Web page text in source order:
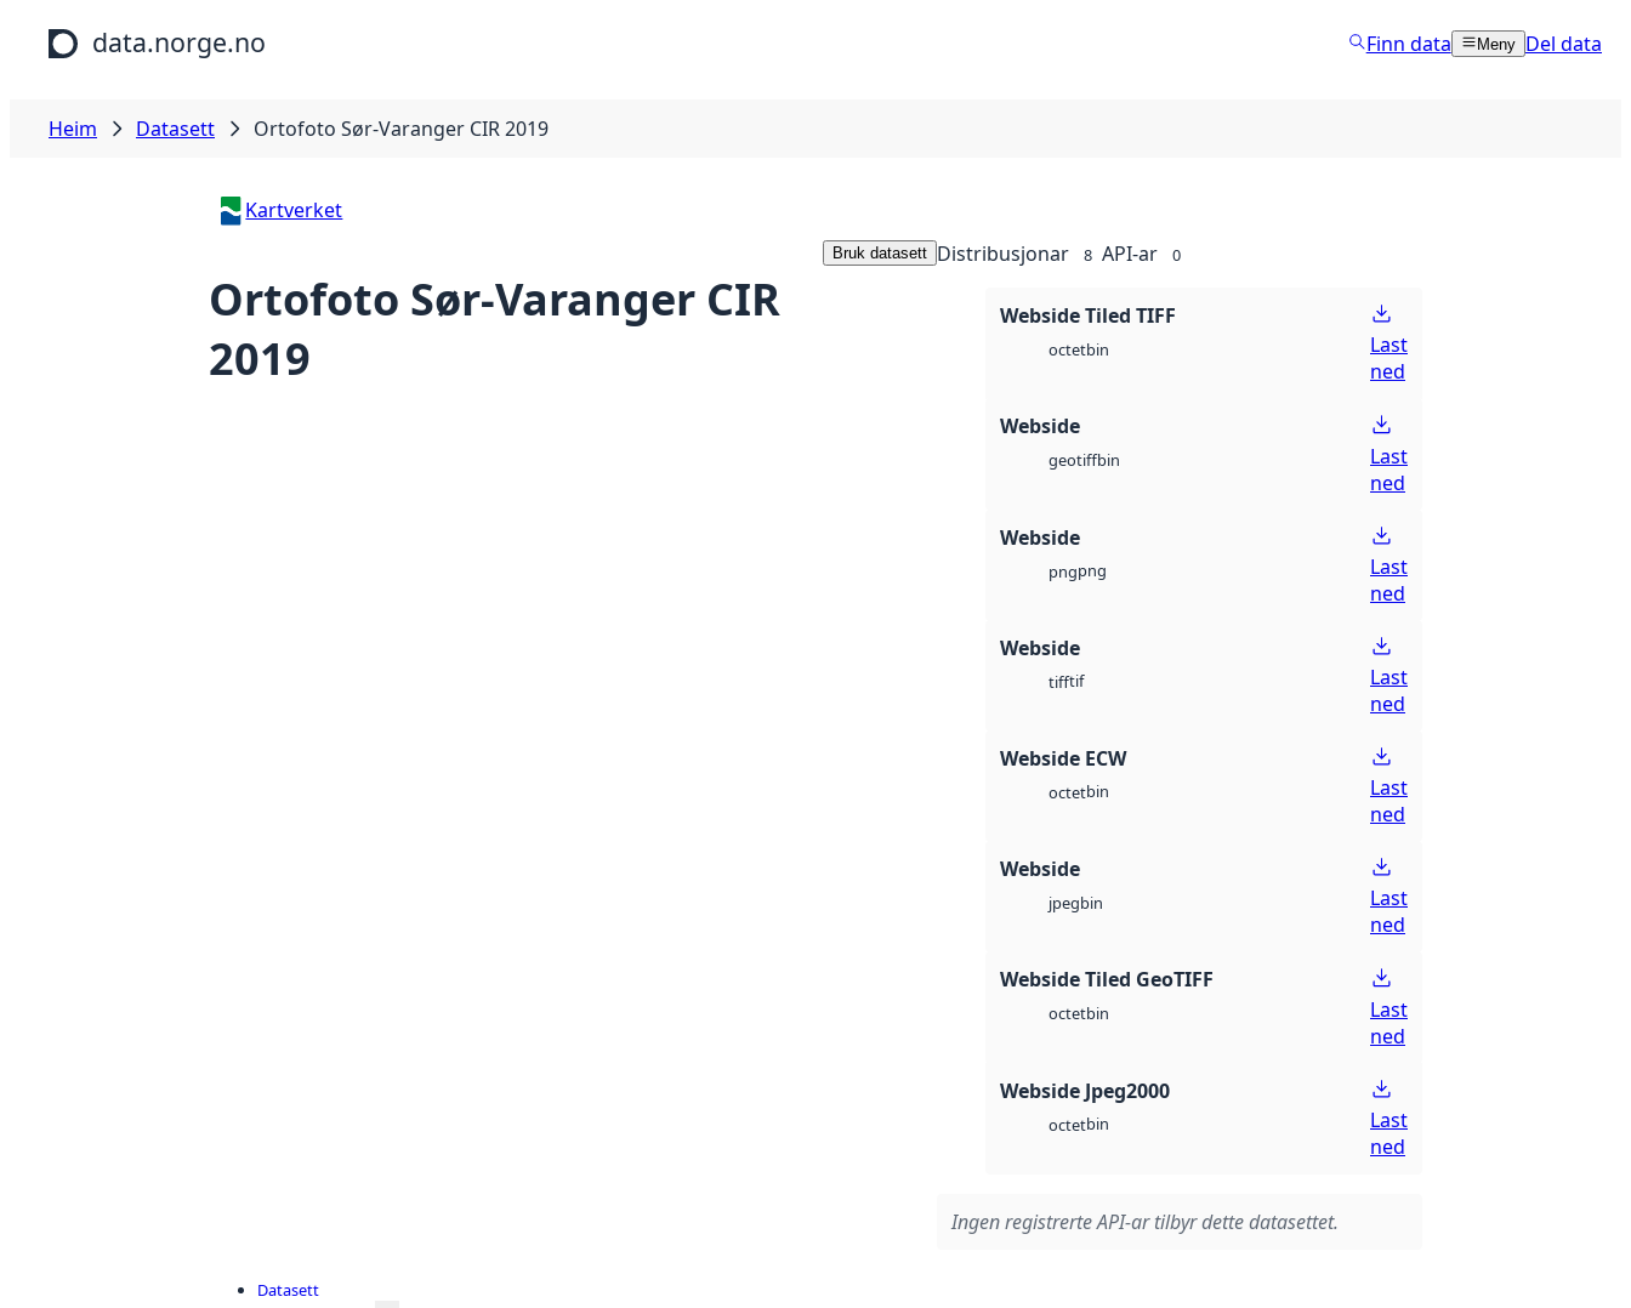
Hopp til hovudinnhald
data.norge.no Finn data Meny Del data
Heim Datasett Ortofoto Sør-Varanger CIR 2019
Kartverket
Ortofoto Sør-Varanger CIR
2019
Bruk datasett Distribusjonar 8 API-ar 0
Webside Tiled TIFF
octetbin
Last
ned
Webside
geotiffbin
Last
ned
Webside
pngpng
Last
ned
Webside
tifftif
Last
ned
Webside ECW
octetbin
Last
ned
Webside
jpegbin
Last
ned
Webside Tiled GeoTIFF
octetbin
Last
ned
Webside Jpeg2000
octetbin
Last
ned
Ingen registrerte API-ar tilbyr dette datasettet.
Datasett